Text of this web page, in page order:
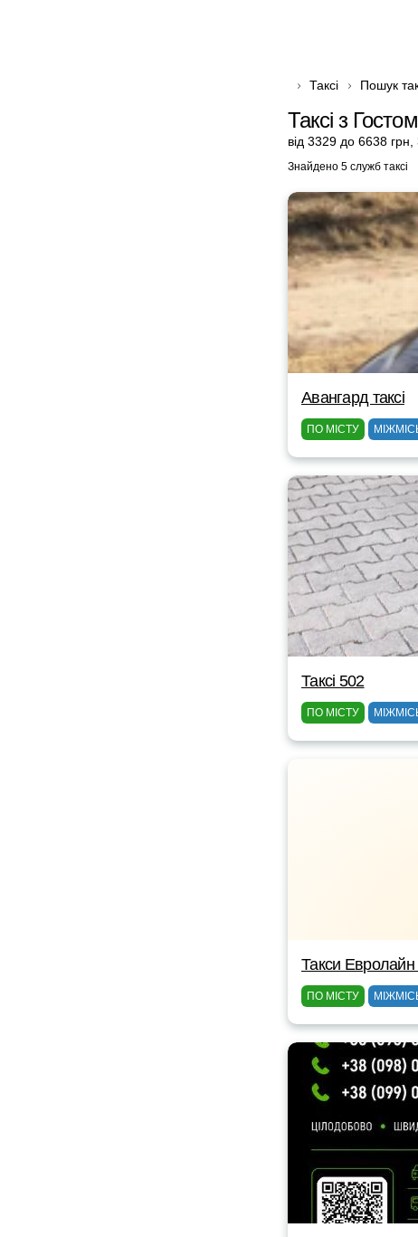
Таксі Пошук
Таксі з
від 3329 до 6638 грн
Знайдено 5 служб таксі
Авангард таксі
ПО МІСТУ
Таксі 502
ПО МІСТУ
Такси
ПО МІСТУ